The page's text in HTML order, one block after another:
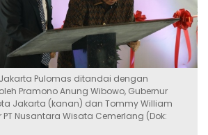
Pulomas ditandai dengan
Pramono Anung Wibowo, Gubernur
Jakarta (kanan) dan Tommy William
PT Nusantara Wisata Cemerlang (Dok: